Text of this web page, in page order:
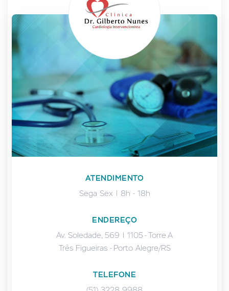
ATENDIMENTO
Sega Sex | 8h - 18h
ENDEREÇO
Av. Soledade, 569 | 1105 - Torre A
Três Figueiras - Porto Alegre/RS
TELEFONE